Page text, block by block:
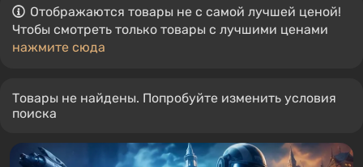
Отображаются товары не с самой лучшей ценой!
Чтобы смотреть только товары с лучшими ценами
нажмите сюда
Товары не найдены. Попробуйте изменить условия
поиска